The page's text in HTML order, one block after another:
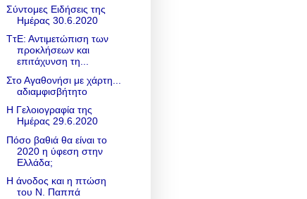
Σύντομες Ειδήσεις της
Ημέρας 30.6.2020
ΤτΕ: Αντιμετώπιση των
προκλήσεων και
επιτάχυνση τη...
Στο Αγαθονήσι με χάρτη...
αδιαμφισβήτητο
Η Γελοιογραφία της
Ημέρας 29.6.2020
Πόσο βαθιά θα είναι το
2020 η ύφεση στην
Ελλάδα;
H άνοδος και η πτώση
του Ν. Παππά